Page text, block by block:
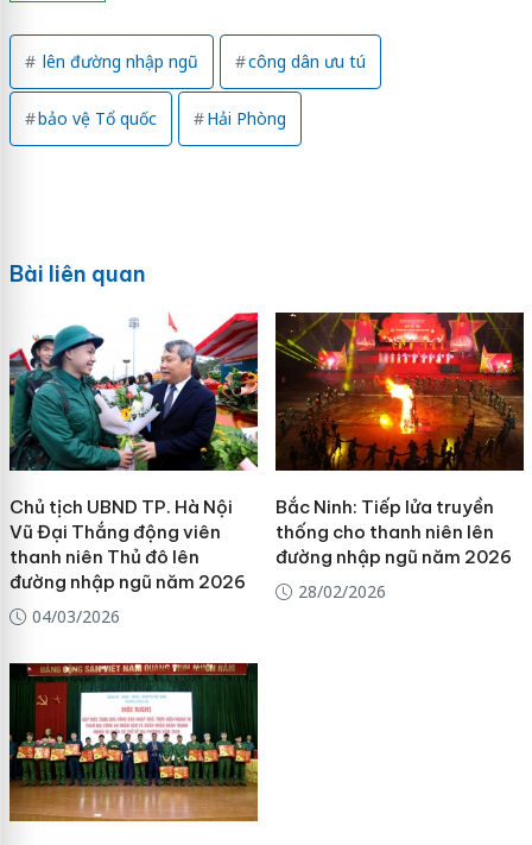
lên đường nhập ngũ công dân ưu tú
bảo vệ Tổ quốc Hải Phòng
Bài liên quan
Chủ tịch UBND TP. Hà Nội
Vũ Đại Thắng động viên
thanh niên Thủ đô lên
đường nhập ngũ năm 2026
04/03/2026
Bắc Ninh: Tiếp lửa truyền
thống cho thanh niên lên
đường nhập ngũ năm 2026
28/02/2026